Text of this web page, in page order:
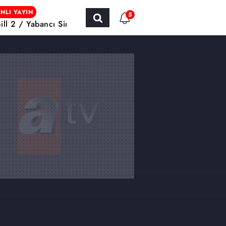
YAYIN
2 / Yabancı Sinema
5